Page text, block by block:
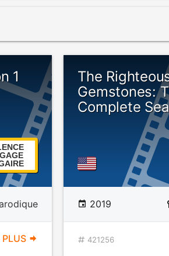
1
PLUS
The
Gemstones:
Complete
2019
421256